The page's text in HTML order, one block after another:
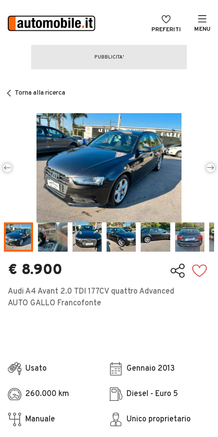
PREFERITI MENU
CERCA
Auto Nuove
Noleggio a lungo termine
Auto d'epoca
Camper
Veicoli Commerciali
Concessionari
Torna alla ricerca
€ 8.900
Audi A4 Avant 2.0 TDI 177CV quattro Advanced
AUTO GALLO Francofonte
Usato Gennaio 2013
260.000 km Diesel - Euro 5
Manuale Unico proprietario